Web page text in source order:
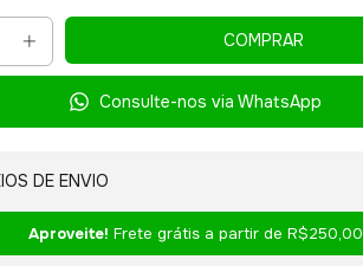
Consulte-nos via WhatsApp
DE ENVIO
Aproveite! Frete grátis a partir de R$250,00